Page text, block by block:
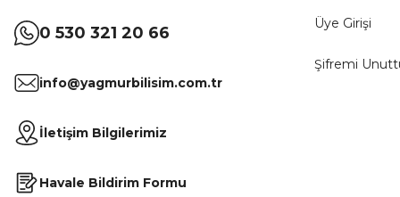
0 530 321 20 66
info@yagmurbilisim.com.tr
İletişim Bilgilerimiz
Havale Bildirim Formu
Üye Girişi
Şifremi